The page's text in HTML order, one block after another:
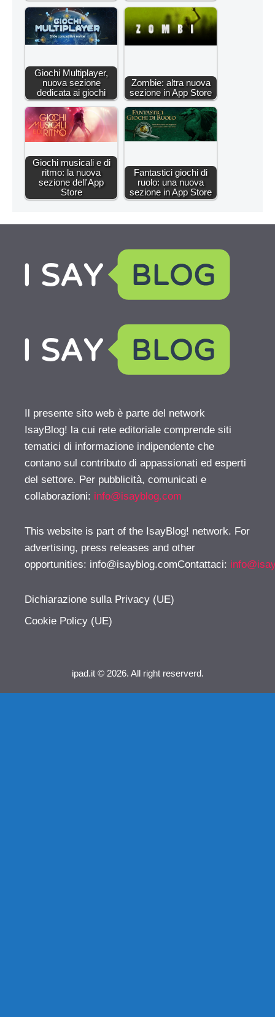
Giochi Multiplayer,
nuova sezione
dedicata ai giochi
Zombie: altra nuova
sezione in App Store
Giochi musicali e di
ritmo: la nuova
sezione dell'App
Store
Fantastici giochi di
ruolo: una nuova
sezione in App Store
Il presente sito web è parte del network
IsayBlog! la cui rete editoriale comprende siti
tematici di informazione indipendente che
contano sul contributo di appassionati ed esperti
del settore. Per pubblicità, comunicati e
collaborazioni: info@isayblog.com
This website is part of the IsayBlog! network. For
advertising, press releases and other
opportunities: info@isayblog.comContattaci:
Dichiarazione sulla Privacy (UE)
Cookie Policy (UE)
ipad.it © 2026. All right reserverd.